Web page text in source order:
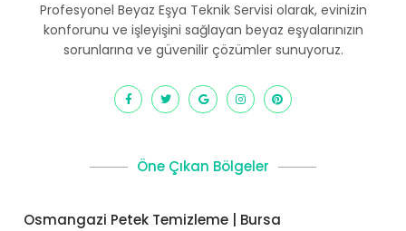
Profesyonel Beyaz Eşya Teknik Servisi olarak, evinizin
konforunu ve işleyişini sağlayan beyaz eşyalarınızın
sorunlarına ve güvenilir çözümler sunuyoruz.
Öne Çıkan Bölgeler
Osmangazi Petek Temizleme | Bursa